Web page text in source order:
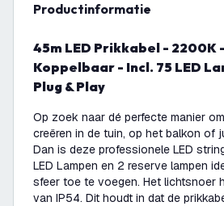
productinformatie
45m LED Prikkabel - 2200K - 12V - IP54 -
Koppelbaar - Incl. 75 LED
Plug & Play
Op zoek naar dé perfecte manier
creëren in de tuin, op het balkon of
Dan is deze professionele LED
LED Lampen en 2 reserve lampen
sfeer toe te voegen. Het lichtsnoer
van IP54. Dit houdt in dat de